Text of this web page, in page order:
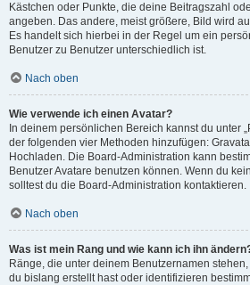
Kästchen oder Punkte, die deine Beitragszahl
angeben. Das andere, meist größere, Bild wird
Es handelt sich hierbei in der Regel um ein
Benutzer zu Benutzer unterschiedlich ist.
Nach oben
Wie verwende ich einen Avatar?
In deinem persönlichen Bereich kannst du unter
der folgenden vier Methoden hinzufügen:
Hochladen. Die Board-Administration kann
Benutzer Avatare benutzen können. Wenn du
solltest du die Board-Administration kontaktieren.
Nach oben
Was ist mein Rang und wie kann ich ihn
Ränge, die unter deinem Benutzernamen
du bislang erstellt hast oder identifizieren